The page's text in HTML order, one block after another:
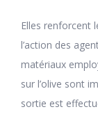
Elles renforcent
l’action des
matériaux
sur l’olive sont
sortie est